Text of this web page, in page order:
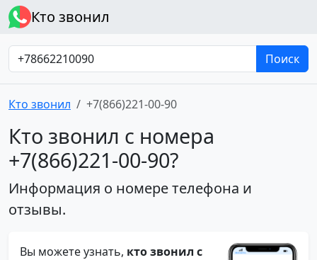
Кто звонил
Поиск
Кто звонил +7(866)221-00-90
Кто звонил с номера
+7(866)221-00-90?
Информация о номере телефона и
отзывы.
Вы можете узнать, кто звонил с